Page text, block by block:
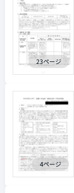
23ページ
4ページ